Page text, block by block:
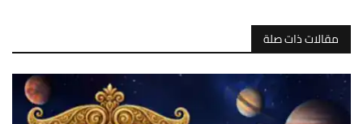
مقالات ذات صلة